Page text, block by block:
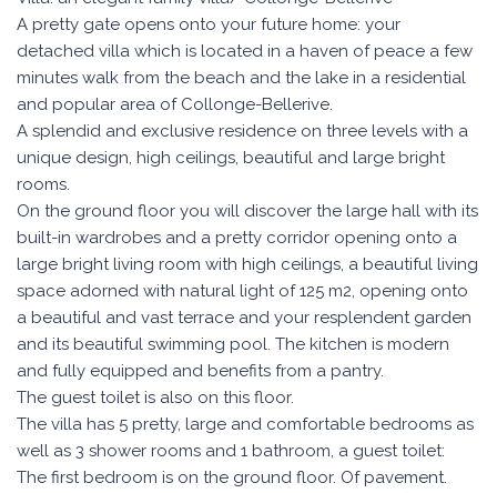
A pretty gate opens onto your future home: your
detached villa which is located in a haven of peace a few
minutes walk from the beach and the lake in a residential
and popular area of Collonge-Bellerive.
A splendid and exclusive residence on three levels with a
unique design, high ceilings, beautiful and large bright
rooms.
On the ground floor you will discover the large hall with its
built-in wardrobes and a pretty corridor opening onto a
large bright living room with high ceilings, a beautiful living
space adorned with natural light of 125 m2, opening onto
a beautiful and vast terrace and your resplendent garden
and its beautiful swimming pool. The kitchen is modern
and fully equipped and benefits from a pantry.
The guest toilet is also on this floor.
The villa has 5 pretty, large and comfortable bedrooms as
well as 3 shower rooms and 1 bathroom, a guest toilet:
The first bedroom is on the ground floor. Of pavement.